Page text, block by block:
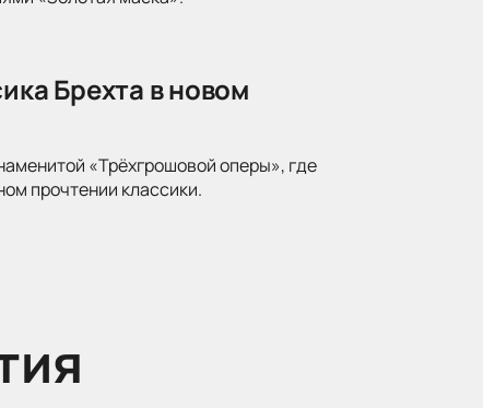
Брехта в новом
«Трёхгрошовой оперы», где
прочтении классики.